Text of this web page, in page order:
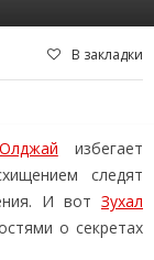
В закладки
избегает
следят
И вот Зухал
о секретах